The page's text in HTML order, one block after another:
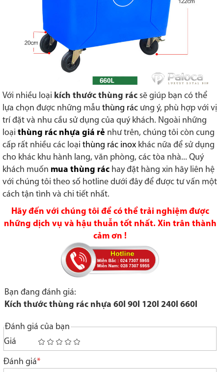
Với nhiều loại kích thước thùng rác sẽ giúp bạn có thể
lựa chọn được những mẫu thùng rác ưng ý, phù hợp với vị
trí đặt và nhu cầu sử dụng của quý khách. Ngoài những
loại thùng rác nhựa giá rẻ như trên, chúng tôi còn cung
cấp rất nhiều các loại thùng rác inox khác nữa để sử dụng
cho khác khu hành lang, văn phòng, các tòa nhà... Quý
khách muốn mua thùng rác hay đặt hàng xin hãy liên hệ
với chúng tôi theo số hotline dưới đây để được tư vấn một
cách tận tình và chi tiết nhất.
Hãy đến với chúng tôi để có thể trải nghiệm được
những dịch vụ và hậu thuẫn tốt nhất. Xin trân thành
cảm ơn !
Bạn đang đánh giá:
Kích thước thùng rác nhựa 60l 90l 120l 240l 660l
Đánh giá của bạn
Giá
1
star
2
stars
3
stars
4
stars
5
stars
Đánh giá